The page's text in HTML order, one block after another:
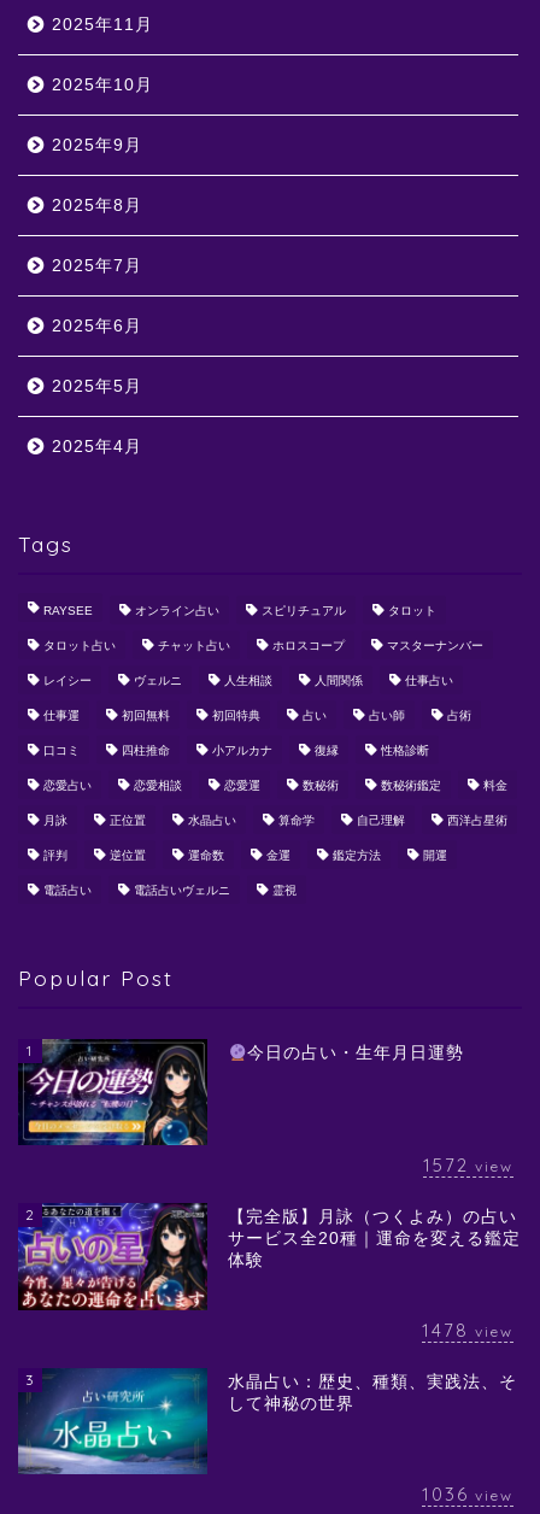
2025年11月
2025年10月
2025年9月
2025年8月
2025年7月
2025年6月
2025年5月
2025年4月
Tags
RAYSEE オンライン占い スピリチュアル タロット
タロット占い チャット占い ホロスコープ マスターナンバー
レイシー ヴェルニ 人生相談 人間関係 仕事占い
仕事運 初回無料 初回特典 占い 占い師 占術
口コミ 四柱推命 小アルカナ 復縁 性格診断
恋愛占い 恋愛相談 恋愛運 数秘術 数秘術鑑定 料金
月詠 正位置 水晶占い 算命学 自己理解 西洋占星術
評判 逆位置 運命数 金運 鑑定方法 開運
電話占い 電話占いヴェルニ 霊視
Popular Post
1 今日の占い・生年月日運勢
1572 view
2
【完全版】月詠（つくよみ）の占い
サービス全20種｜運命を変える鑑定
体験
1478 view
3
水晶占い：歴史、種類、実践法、そ
して神秘の世界
1036 view